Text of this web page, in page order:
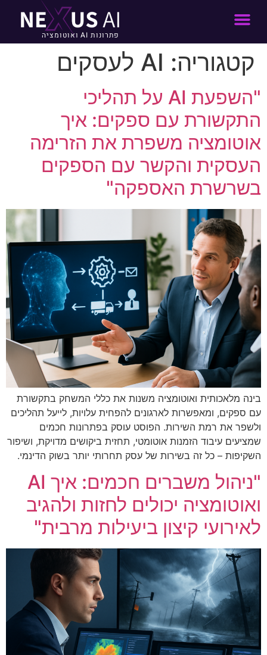
פתרונות AI ואוטומציה
קטגוריה: AI לעסקים
"השפעת AI על תהליכי
התקשורת עם ספקים: איך
אוטומציה משפרת את הזרימה
העסקית והקשר עם הספקים
בשרשרת האספקה"
בינה מלאכותית ואוטומציה משנות את כללי המשחק בתקשורת
עם ספקים, ומאפשרות לארגונים להפחית עלויות, לייעל תהליכים
ולשפר את רמת השירות. הפוסט עוסק בפתרונות חכמים
שמציעים עיבוד הזמנות אוטומטי, תחזית ביקושים מדויקת, ושיפור
השקיפות – כל זה בשירות של עסק תחרותי יותר בשוק הדינמי.
"ניהול משברים חכמים: איך AI
ואוטומציה יכולים לחזות ולהגיב
לאירועי קיצון ביעילות מרבית"